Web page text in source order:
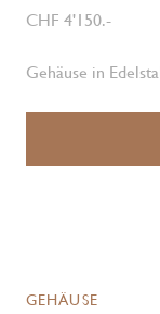
CHF 4'150.-
Gehäuse in
GEHÄUSE